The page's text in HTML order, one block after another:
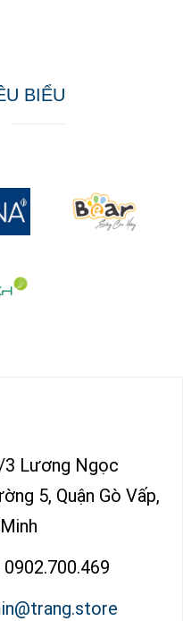
BIỂU
Lương Ngọc
5, Quận Gò Vấp,